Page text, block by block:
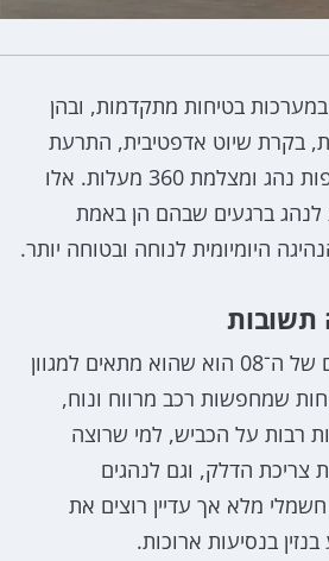
בטיחות מתקדמות, ובהן
בקרת שיוט אדפטיבית, התרעת
סטייה מנתיב, זיהוי עייפות נהג ומצלמת 360 מעלות. אלו
לנהג ברגעים שבהם הן באמת
היומיומית לנוחה ובטוחה יותר.
תשובות
אחד היתרונות הגדולים של ה־08 הוא שהוא מתאים למגוון
שמחפשות רכב מרווח ונוח,
רבות על הכביש, למי שרוצה
הדלק, וגם לנהגים
מלא אך עדיין רוצים את
בנסיעות ארוכות.